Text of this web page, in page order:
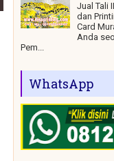
Jual Tali
dan
Card
Anda
Pem...
WhatsApp